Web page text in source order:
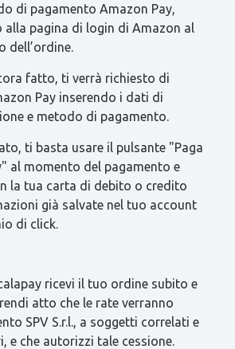
di pagamento Amazon Pay,
pagina di login di Amazon al
dell’ordine.
fatto, ti verrà richiesto di
Pay inserendo i dati di
e metodo di pagamento.
ti basta usare il pulsante "Paga
al momento del pagamento e
la tua carta di debito o credito
già salvate nel tuo account
di click.
ricevi il tuo ordine subito e
atto che le rate verranno
SPV S.r.l., a soggetti correlati e
e che autorizzi tale cessione.